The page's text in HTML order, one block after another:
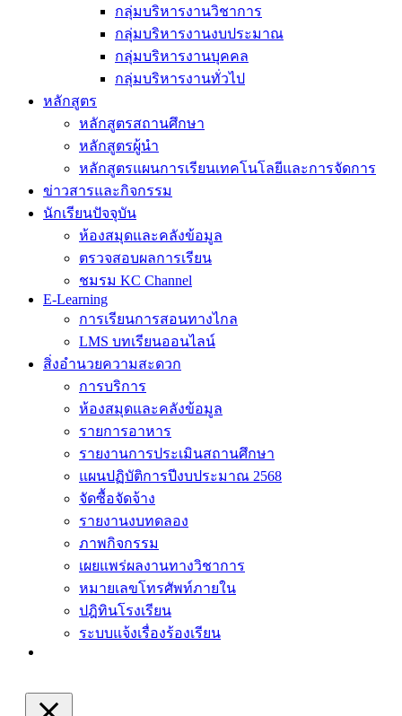
กลุ่มบริหารงานวิชาการ
กลุ่มบริหารงานงบประมาณ
กลุ่มบริหารงานบุคคล
กลุ่มบริหารงานทั่วไป
หลักสูตร
หลักสูตรสถานศึกษา
หลักสูตรผู้นำ
หลักสูตรแผนการเรียนเทคโนโลยีและการจัดการ
ข่าวสารและกิจกรรม
นักเรียนปัจจุบัน
ห้องสมุดและคลังข้อมูล
ตรวจสอบผลการเรียน
ชมรม KC Channel
E-Learning
การเรียนการสอนทางไกล
LMS บทเรียนออนไลน์
สิ่งอำนวยความสะดวก
การบริการ
ห้องสมุดและคลังข้อมูล
รายการอาหาร
รายงานการประเมินสถานศึกษา
แผนปฏิบัติการปีงบประมาณ 2568
จัดซื้อจัดจ้าง
รายงานงบทดลอง
ภาพกิจกรรม
เผยแพร่ผลงานทางวิชาการ
หมายเลขโทรศัพท์ภายใน
ปฎิทินโรงเรียน
ระบบแจ้งเรื่องร้องเรียน